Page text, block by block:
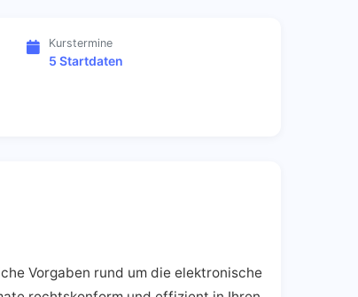
Kurstermine
5 Startdaten
Vorgaben rund um die elektronische